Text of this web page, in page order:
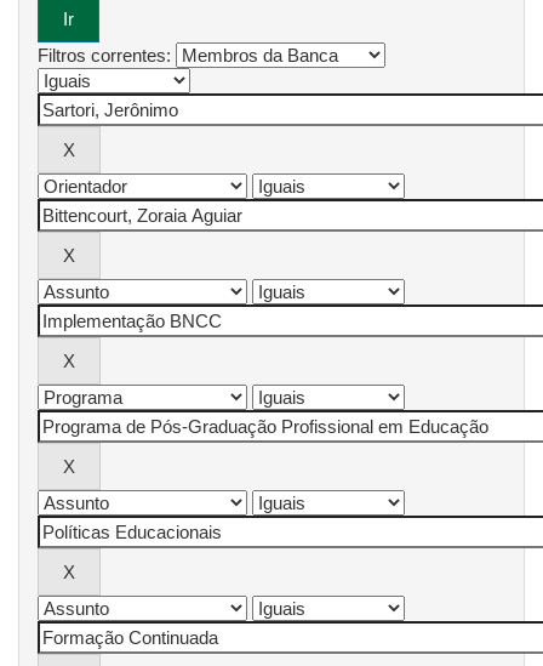
Filtros correntes: